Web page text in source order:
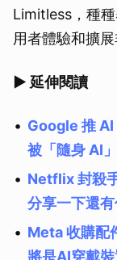
Limitless，種
用者體驗和擴
▶ 延伸閱讀
Google 推
被「隨身 AI
Netflix 封殺
分享一下還有
Meta 收購配
將是AI穿戴裝